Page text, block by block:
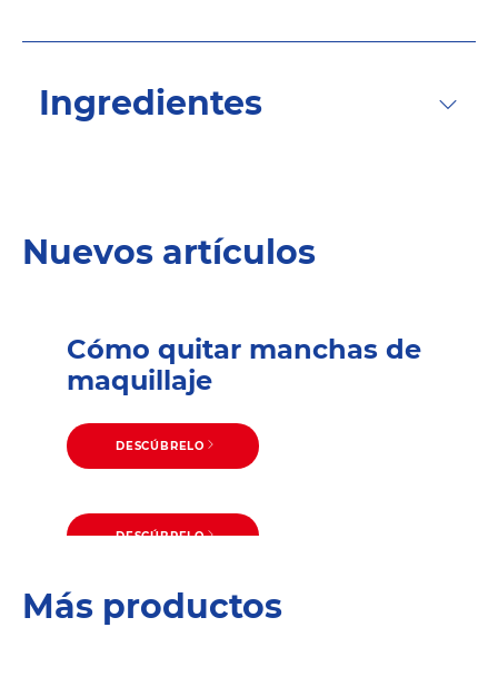
Ingredientes
Nuevos artículos
Cómo quitar manchas de
maquillaje
DESCÚBRELO
sudor de las camisas
DESCÚBRELO
café
Más productos